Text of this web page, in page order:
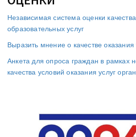
Независимая система оценки
образовательных услуг
Выразить мнение о качестве оказания
Анкета для опроса граждан в рамках
качества условий оказания услуг